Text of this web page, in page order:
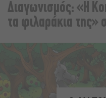
Διαγωνισμός: «Η
τα φιλαράκια της»